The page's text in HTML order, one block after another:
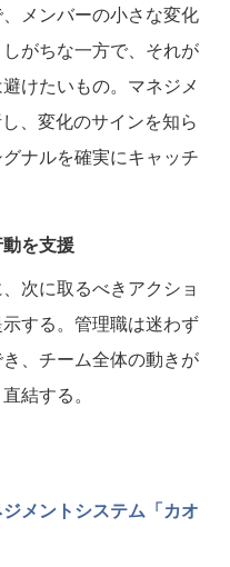
メンバーの小さな変化
がちな一方で、それが
けたいもの。マネジメ
、変化のサインを知ら
ナルを確実にキャッチ
を支援
次に取るべきアクショ
する。管理職は迷わず
、チーム全体の動きが
結する。
メントシステム「カオ